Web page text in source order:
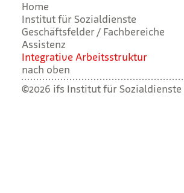
Home
Institut für Sozialdienste
Geschäftsfelder / Fachbereiche
Assistenz
Inte­gra­tive Arbeits­struk­tur
nach oben
©2026 ifs Institut für Sozialdienste |